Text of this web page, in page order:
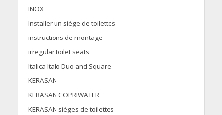
INOX
Installer un siège de toilettes
instructions de montage
irregular toilet seats
Italica Italo Duo and Square
KERASAN
KERASAN COPRIWATER
KERASAN sièges de toilettes